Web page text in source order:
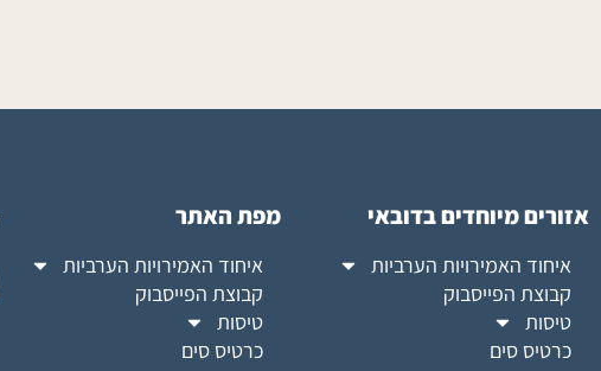
אזורים מיוחדים בדובאי
איחוד האמירויות הערביות
קבוצת הפייסבוק
טיסות
כרטיס סים
מפת האתר
איחוד האמירויות הערביות
קבוצת הפייסבוק
טיסות
כרטיס סים